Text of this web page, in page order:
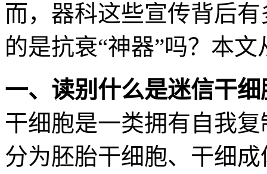
而，器科这些宣传背后
的是抗衰“神器”吗？本
一、读别什么是迷信干细
干细胞是一类拥有自我
分为胚胎干细胞、干细